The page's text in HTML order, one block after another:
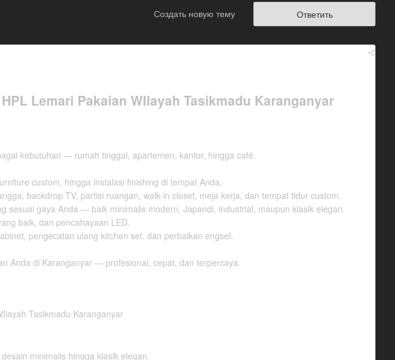
Ответить
Создать новую тему
Lemari Pakaian WIlayah Tasikmadu Karanganyar
kebutuhan — rumah tinggal, apartemen, kantor, hingga café.
custom, hingga instalasi finishing di tempat Anda.
backdrop TV, partisi ruangan, walk-in closet, meja kerja, dan tempat tidur custom.
sesuai gaya Anda — baik minimalis modern, Japandi, industrial, maupun klasik elegan.
baik, dan pencahayaan LED.
pengecatan ulang kitchen set, dan perbaikan engsel.
Anda di Karanganyar — profesional, cepat, dan terpercaya.
minimalis hingga klasik elegan.